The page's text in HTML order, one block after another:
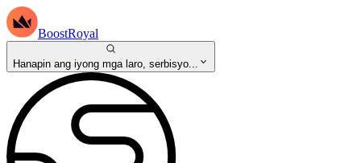
BoostRoyal
Hanapin ang iyong mga laro, serbisyo...